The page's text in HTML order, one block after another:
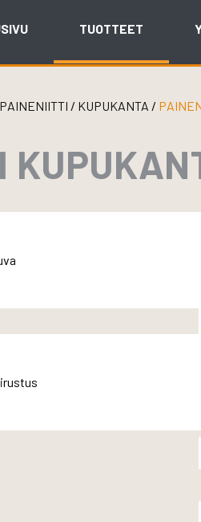
TUOTTEET
PAINENIITTI / KUPUKANTA /